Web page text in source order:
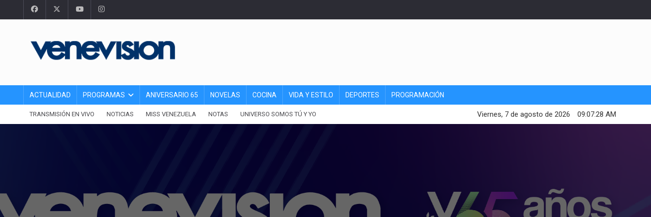
ACTUALIDAD PROGRAMAS ANIVERSARIO 65 NOVELAS COCINA VIDA Y ESTILO DEPORTES PROGRAMACIÓN
TRANSMISIÓN EN VIVO NOTICIAS MISS VENEZUELA NOTAS UNIVERSO SOMOS TÚ Y YO 09:07:30 AM
Viernes, 7 de agosto de 2026